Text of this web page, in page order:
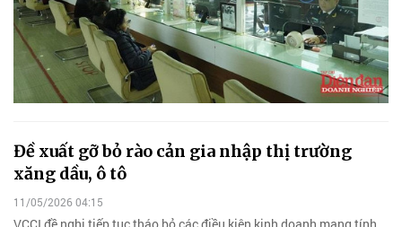
Đề xuất gỡ bỏ rào cản gia nhập thị trường
xăng dầu, ô tô
11/05/2026 04:15
VCCI đề nghị tiếp tục tháo bỏ các điều kiện kinh doanh mang tính